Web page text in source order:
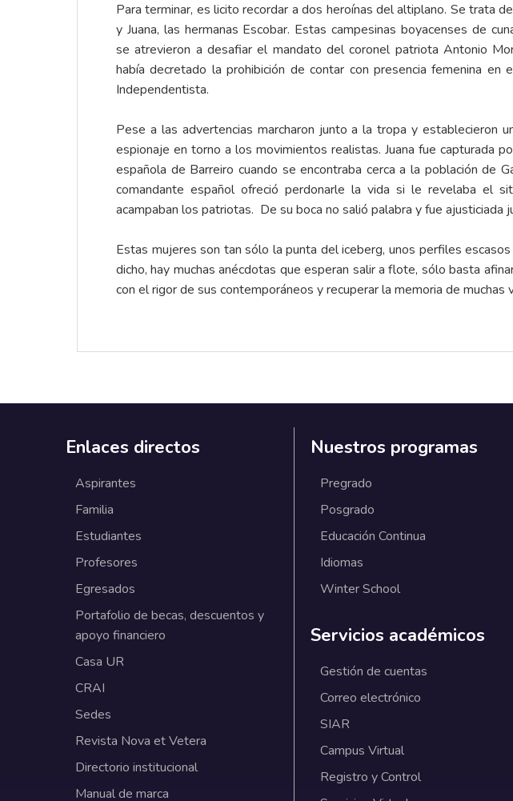
Para terminar, es licito recordar a dos heroínas del altiplano. Se trata
y Juana, las hermanas Escobar. Estas campesinas boyacenses de
se atrevieron a desafiar el mandato del coronel patriota Antonio
había decretado la prohibición de contar con presencia femenina en
Independentista.
Pese a las advertencias marcharon junto a la tropa y establecieron
espionaje en torno a los movimientos realistas. Juana fue capturada
española de Barreiro cuando se encontraba cerca a la población de
comandante español ofreció perdonarle la vida si le revelaba el
acampaban los patriotas. De su boca no salió palabra y fue ajusticiada
Estas mujeres son tan sólo la punta del iceberg, unos perfiles
dicho, hay muchas anécdotas que esperan salir a flote, sólo basta
con el rigor de sus contemporáneos y recuperar la memoria de muchas
Enlaces directos
Aspirantes
Familia
Estudiantes
Profesores
Egresados
Portafolio de becas, descuentos y
apoyo financiero
Casa UR
CRAI
Sedes
Revista Nova et Vetera
Directorio institucional
Manual de marca
Nuestros programas
Pregrado
Posgrado
Educación Continua
Idiomas
Winter School
Servicios académicos
Gestión de cuentas
Correo electrónico
SIAR
Campus Virtual
Registro y Control